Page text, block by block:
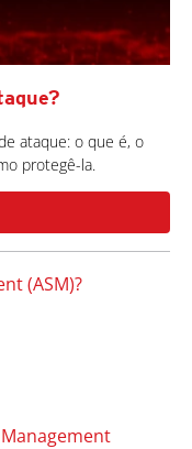
ataque: o que é, o
protegê-la.
(ASM)?